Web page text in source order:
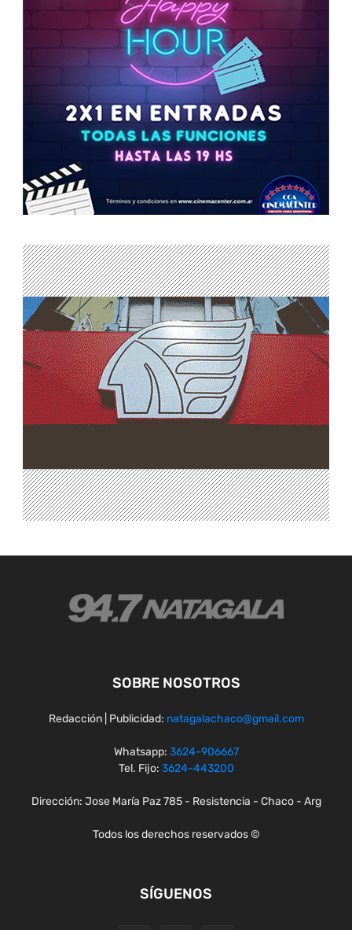
SOBRE NOSOTROS
Redacción | Publicidad: natagalachaco@gmail.com
Whatsapp: 3624-906667
Tel. Fijo: 3624-443200
Dirección: Jose María Paz 785 - Resistencia - Chaco - Arg
Todos los derechos reservados ©
SÍGUENOS